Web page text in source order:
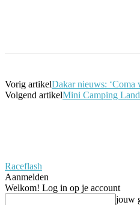
Vorig artikelDakar nieuws: ‘Coma
Volgend artikelMini Camping
Raceflash
Aanmelden
Welkom! Log in op je account
jouw